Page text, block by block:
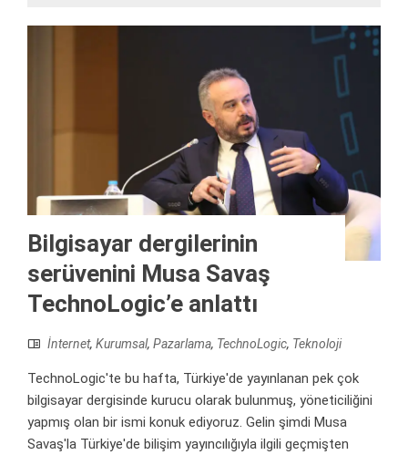
Bilgisayar dergilerinin
serüvenini Musa Savaş
TechnoLogic’e anlattı
İnternet, Kurumsal, Pazarlama, TechnoLogic, Teknoloji
TechnoLogic'te bu hafta, Türkiye'de yayınlanan pek çok
bilgisayar dergisinde kurucu olarak bulunmuş, yöneticiliğini
yapmış olan bir ismi konuk ediyoruz. Gelin şimdi Musa
Savaş'la Türkiye'de bilişim yayıncılığıyla ilgili geçmişten